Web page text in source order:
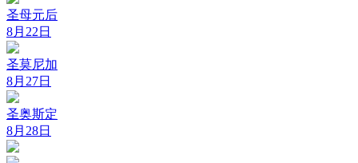
圣母元后
8月22日
圣莫尼加
8月27日
圣奥斯定
8月28日